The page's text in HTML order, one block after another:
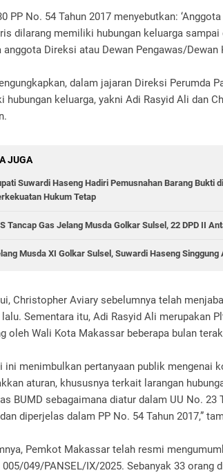
PP No. 54 Tahun 2017 menyebutkan:
dilarang memiliki hubungan keluarga
anggota Direksi atau Dewan Pengawas/Dewan
dalam jajaran Direksi Perumda
hubungan keluarga, yakni Adi Rasyid Ali dan
JUGA
Suwardi Haseng Hadiri Pemusnahan Barang Bukti
Hukum Tetap
Tancap Gas Jelang Musda Golkar Sulsel, 22 DPD II
Musda XI Golkar Sulsel, Suwardi Haseng Singgung
Christopher Aviary sebelumnya telah
Sementara itu, Adi Rasyid Ali merupakan
oleh Wali Kota Makassar beberapa bulan
ini menimbulkan pertanyaan publik mengenai
aturan, khususnya terkait larangan
BUMD sebagaimana diatur dalam UU No. 23
diperjelas dalam PP No. 54 Tahun 2017,”
Pemkot Makassar telah resmi
049/PANSEL/IX/2025. Sebanyak 33 orang